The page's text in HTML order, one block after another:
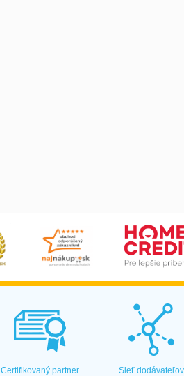
Certifikovaný partner Sieť dodávateľov